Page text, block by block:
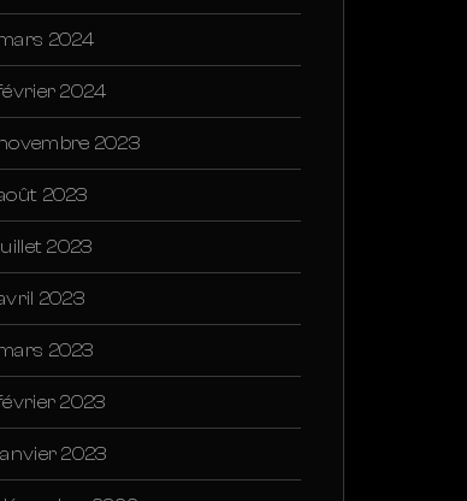
2024
2024
2023
2023
2023
2023
2023
2023
2023